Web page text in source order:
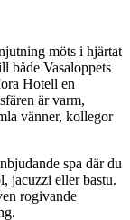
möts i hjärtat
både Vasaloppets
Hotell en
är varm,
vänner, kollegor
spa där du
jacuzzi eller bastu.
rogivande